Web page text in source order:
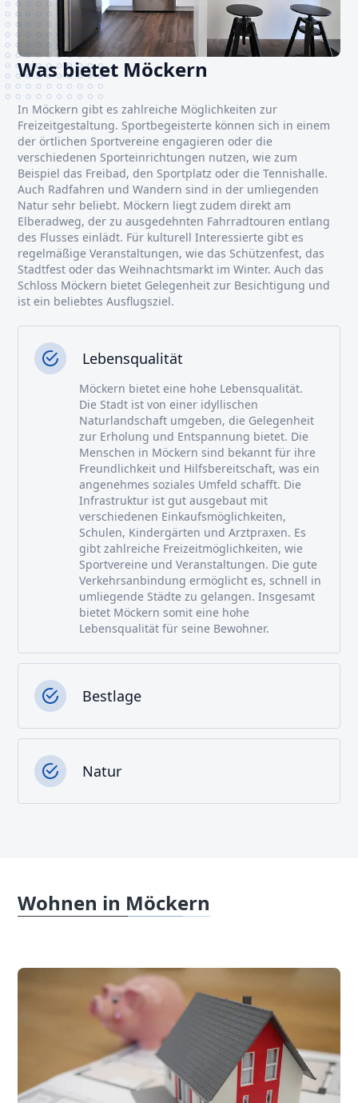
Was bietet Möckern
In Möckern gibt es zahlreiche Möglichkeiten zur
Freizeitgestaltung. Sportbegeisterte können sich in einem
der örtlichen Sportvereine engagieren oder die
verschiedenen Sporteinrichtungen nutzen, wie zum
Beispiel das Freibad, den Sportplatz oder die Tennishalle.
Auch Radfahren und Wandern sind in der umliegenden
Natur sehr beliebt. Möckern liegt zudem direkt am
Elberadweg, der zu ausgedehnten Fahrradtouren entlang
des Flusses einlädt. Für kulturell Interessierte gibt es
regelmäßige Veranstaltungen, wie das Schützenfest, das
Stadtfest oder das Weihnachtsmarkt im Winter. Auch das
Schloss Möckern bietet Gelegenheit zur Besichtigung und
ist ein beliebtes Ausflugsziel.
Lebensqualität
Möckern bietet eine hohe Lebensqualität.
Die Stadt ist von einer idyllischen
Naturlandschaft umgeben, die Gelegenheit
zur Erholung und Entspannung bietet. Die
Menschen in Möckern sind bekannt für ihre
Freundlichkeit und Hilfsbereitschaft, was ein
angenehmes soziales Umfeld schafft. Die
Infrastruktur ist gut ausgebaut mit
verschiedenen Einkaufsmöglichkeiten,
Schulen, Kindergärten und Arztpraxen. Es
gibt zahlreiche Freizeitmöglichkeiten, wie
Sportvereine und Veranstaltungen. Die gute
Verkehrsanbindung ermöglicht es, schnell in
umliegende Städte zu gelangen. Insgesamt
bietet Möckern somit eine hohe
Lebensqualität für seine Bewohner.
Bestlage
Natur
Wohnen in Möckern